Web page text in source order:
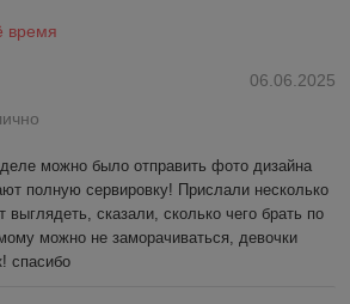
время
06.06.2025
можно было отправить фото дизайна
полную сервировку! Прислали несколько
выглядеть, сказали, сколько чего брать по
можно не заморачиваться, девочки
спасибо